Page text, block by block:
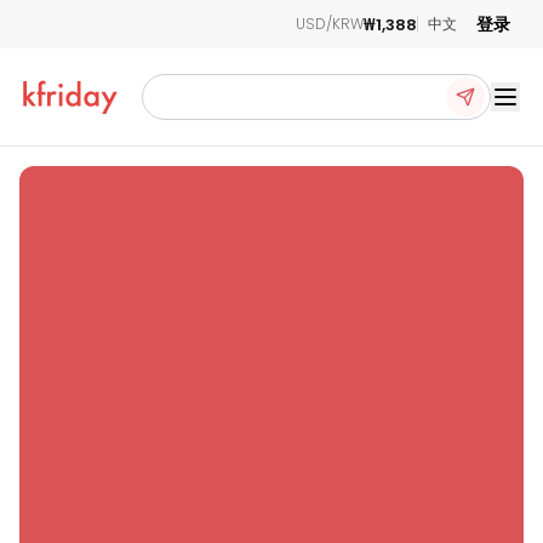
USD/KRW₩1,388 中文 登录